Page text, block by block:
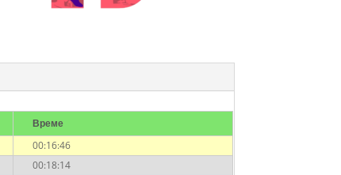
Време
00:16:46
00:18:14